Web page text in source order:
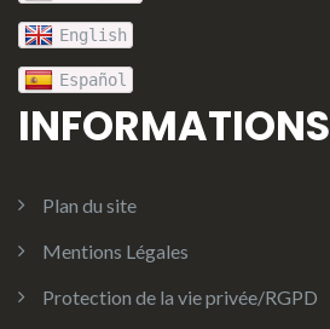
English
Español
INFORMATIONS
Plan du site
Mentions Légales
Protection de la vie privée/RGPD